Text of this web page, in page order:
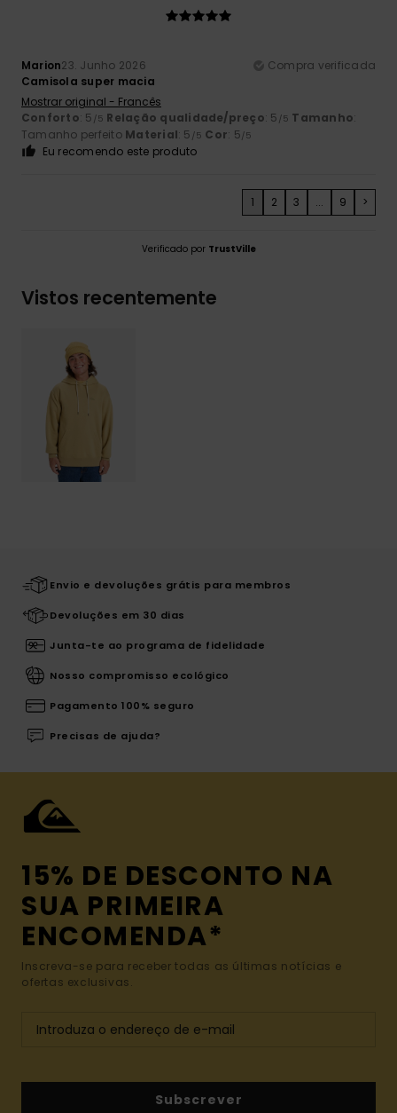
Marion23. Junho 2026
Compra verificada
Camisola super macia
Mostrar original - Francês
Conforto: 5 /5 Relação qualidade/preço: 5 /5 Tamanho:
Tamanho perfeito Material: 5 /5 Cor: 5/5
Eu recomendo este produto
1 2 3 ... 9 >
Verificado por TrustVille
Vistos recentemente
Envio e devoluções grátis para membros
Devoluções em 30 dias
Junta-te ao programa de fidelidade
Nosso compromisso ecológico
Pagamento 100% seguro
Precisas de ajuda?
15% DE DESCONTO NA
SUA PRIMEIRA
ENCOMENDA*
Inscreva-se para receber todas as últimas notícias e
ofertas exclusivas.
Subscrever